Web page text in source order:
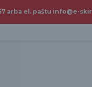
arba el. paštu info@e-